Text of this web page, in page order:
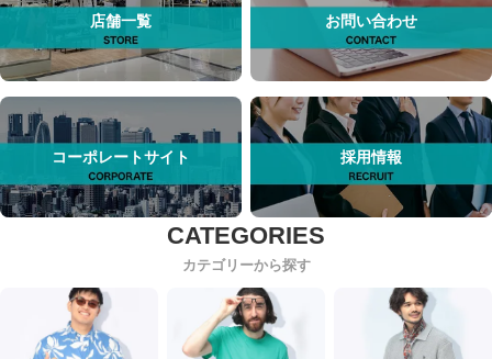
店舗一覧 お問い合わせ
コーポレートサイト 採用情報
カテゴリーから探す